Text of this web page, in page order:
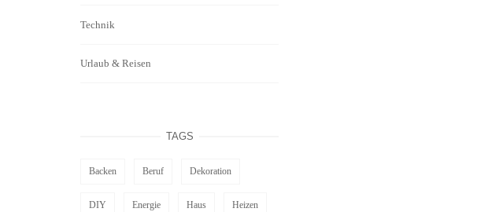
Technik
Urlaub & Reisen
TAGS
Backen Beruf Dekoration
DIY Energie Haus Heizen